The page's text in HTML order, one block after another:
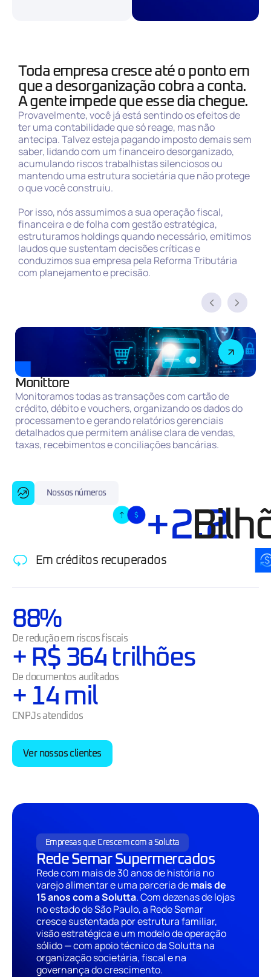
Toda empresa cresce até o ponto em
que a desorganização cobra a conta.
A gente impede que esse dia chegue.
Provavelmente, você já está sentindo os efeitos de
ter uma contabilidade que só reage, mas não
antecipa. Talvez esteja pagando imposto demais sem
saber, lidando com um financeiro desorganizado,
acumulando riscos trabalhistas silenciosos ou
mantendo uma estrutura societária que não protege
o que você construiu.
Por isso, nós assumimos a sua operação fiscal,
financeira e de folha com gestão estratégica,
estruturamos holdings quando necessário, emitimos
laudos que sustentam decisões críticas e
conduzimos sua empresa pela Reforma Tributária
com planejamento e precisão.
Monittore
Monitoramos todas as transações com cartão de
crédito, débito e vouchers, organizando os dados do
processamento e gerando relatórios gerenciais
detalhados que permitem análise clara de vendas,
taxas, recebimentos e conciliações bancárias.
Nossos números
+2.5
Em créditos recuperados
De redução em riscos fiscais
100%
De documentos auditados
+ R$ 400 trilhões
CNPJs atendidos
+ 16 mil
Ver nossos clientes
Empresas que Crescem com a Solutta
Rede Semar Supermercados
Rede com mais de 30 anos de história no
varejo alimentar e uma parceria demais de
15 anos com a Solutta. Com dezenas de lojas
no estado de São Paulo, a Rede Semar
cresce sustentada por estrutura familiar,
visão estratégica e um modelo de operação
sólido — com apoio técnico da Solutta na
organização societária, fiscal e na
governança do crescimento.